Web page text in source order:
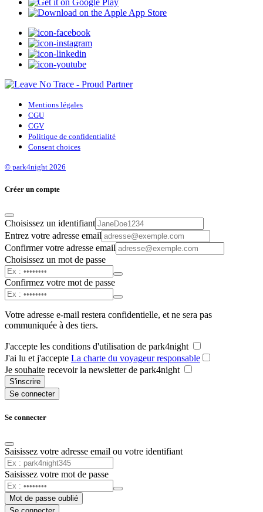
Mentions légales
CGU
CGV
Politique de confidentialité
Consent choices
© park4night 2026
Créer un compte
Choisissez un identifiant
Entrez votre adresse email
Confirmer votre adresse email
Choisissez un mot de passe
Confirmez votre mot de passe
Votre adresse e-mail restera confidentielle, et ne sera pas
communiquée à des tiers.
J'accepte les conditions d'utilisation de park4night
J'ai lu et j'accepte La charte du voyageur responsable
Je souhaite recevoir la newsletter de park4night
S'inscrire
Se connecter
Se connecter
Saisissez votre adresse email ou votre identifiant
Saisissez votre mot de passe
Mot de passe oublié